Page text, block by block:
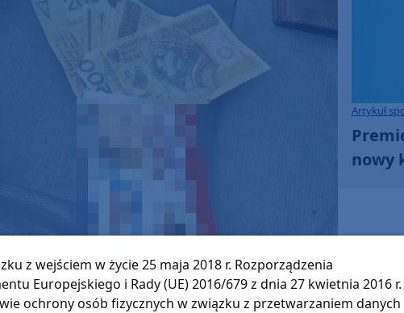
Artykuł
nowy
z wejściem w życie 25 maja 2018 r. Rozporządzenia
Europejskiego i Rady (UE) 2016/679 z dnia 27 kwietnia 2016 r.
ochrony osób fizycznych w związku z przetwarzaniem danych